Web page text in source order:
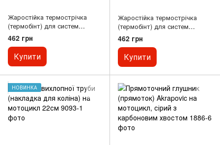
Жаростійка термострічка
(термобінт) для систем
вихлопу чорна 5м/10м
462 грн
Купити
Жаростійка термострічка
(термобінт) для систем
вихлопу сатінова 5м/10м
462 грн
Купити
НОВИНКА